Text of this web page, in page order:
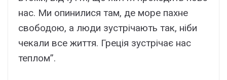
нас. Ми опинилися там, де море пахне
свободою, а люди зустрічають так, ніби
чекали все життя. Греція зустрічає нас
теплом”.